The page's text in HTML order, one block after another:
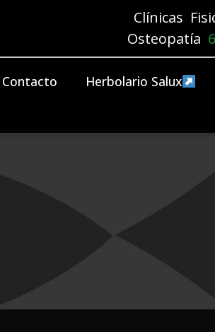
Clínicas
Osteopatía
Contacto Herbolario Salux